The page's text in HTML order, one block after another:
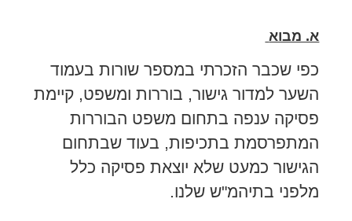
א. מבוא
כפי שכבר הזכרתי במספר שורות בעמוד
השער למדור גישור, בוררות ומשפט, קיימת
פסיקה ענפה בתחום משפט הבוררות
המתפרסמת בתכיפות, בעוד שבתחום
הגישור כמעט שלא יוצאת פסיקה כלל
מלפני בתיהמ"ש שלנו.